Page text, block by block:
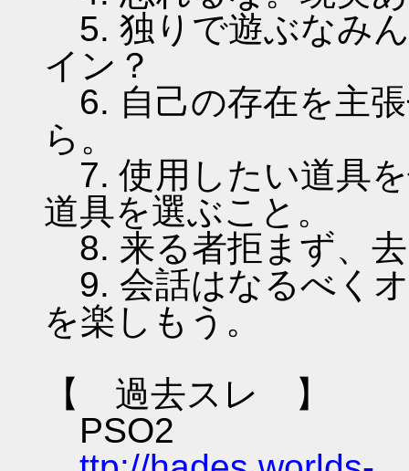
5. 独りで遊ぶなみ
イン？
6. 自己の存在を主
ら。
7. 使用したい道具
道具を選ぶこと。
8. 来る者拒まず、
9. 会話はなるべく
を楽しもう。
【 過去スレ 】
PSO2